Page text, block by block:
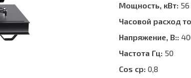
Мощность, кВт: 56
Часовой расход
Напряжение, В::
Частота Гц: 50
Cos ср: 0,8